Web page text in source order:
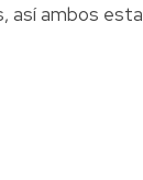
así ambos